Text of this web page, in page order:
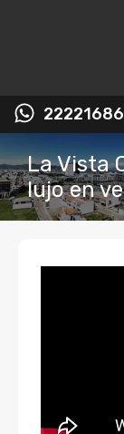
La Vista
lujo en